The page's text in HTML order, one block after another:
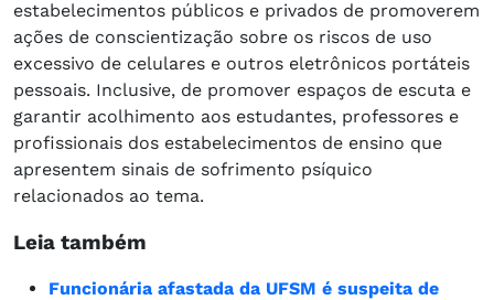
estabelecimentos públicos e privados de promoverem
ações de conscientização sobre os riscos de uso
excessivo de celulares e outros eletrônicos portáteis
pessoais. Inclusive, de promover espaços de escuta e
garantir acolhimento aos estudantes, professores e
profissionais dos estabelecimentos de ensino que
apresentem sinais de sofrimento psíquico
relacionados ao tema.
Leia também
Funcionária afastada da UFSM é suspeita de